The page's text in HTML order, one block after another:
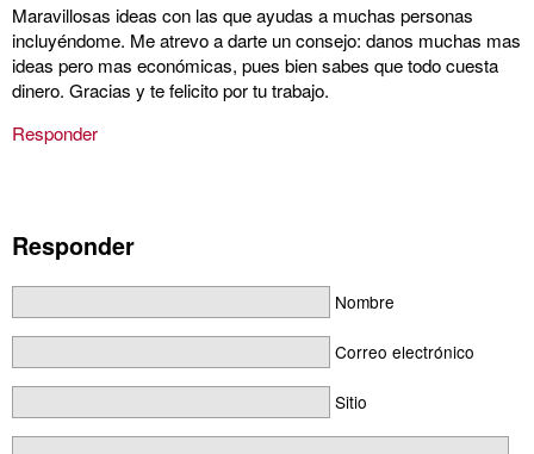
Maravillosas ideas con las que ayudas a muchas personas
incluyéndome. Me atrevo a darte un consejo: danos muchas mas
ideas pero mas económicas, pues bien sabes que todo cuesta
dinero. Gracias y te felicito por tu trabajo.
Responder
Responder
Nombre
Correo electrónico
Sitio